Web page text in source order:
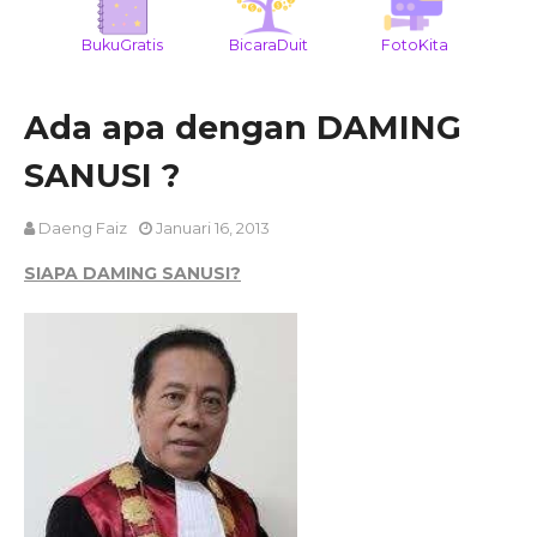
BukuGratis BicaraDuit FotoKita
Ada apa dengan DAMING
SANUSI ?
Daeng Faiz Januari 16, 2013
SIAPA DAMING SANUSI?